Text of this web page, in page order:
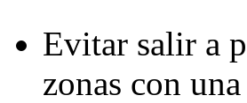
Evitar salir a
zonas con